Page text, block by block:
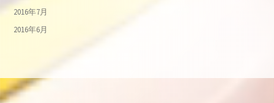
2016年7月
2016年6月